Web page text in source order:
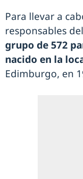
Para llevar a
responsables
grupo de 572
nacido en la
Edimburgo, en